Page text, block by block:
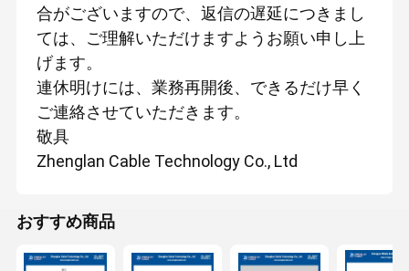
合がございますので、返信の遅延につきまし
ては、ご理解いただけますようお願い申し上
げます。
連休明けには、業務再開後、できるだけ早く
ご連絡させていただきます。
敬具
Zhenglan Cable Technology Co., Ltd
おすすめ商品